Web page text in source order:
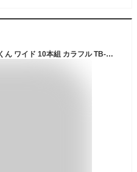
サワフジ 洗濯物ハンガー とばないくん ワイド 10本組 カラフル TB-46-10P